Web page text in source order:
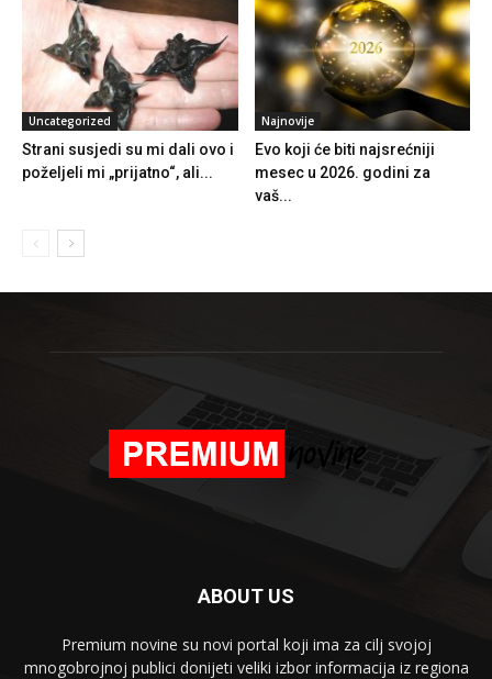
Uncategorized
Strani susjedi su mi dali ovo i
poželjeli mi „prijatno“, ali...
Najnovije
Evo koji će biti najsrećniji
mesec u 2026. godini za
vaš...
ABOUT US
Premium novine su novi portal koji ima za cilj svojoj
mnogobrojnoj publici donijeti veliki izbor informacija iz regiona